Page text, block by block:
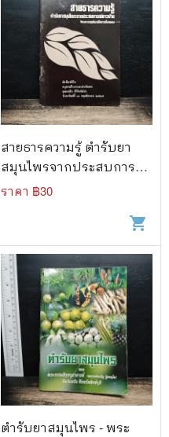
สายธารความรู้ ตำรับยา
สมุนไพรจากประสบการณ์
ชาวบ้าน
ราคา ฿30
shopping_cart
ตำรับยาสมุนไพร - พระ